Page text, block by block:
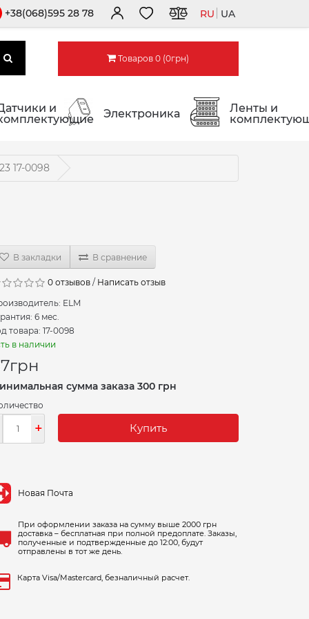
+38(068)595 28 78 RU UA
Товаров 0 (0грн)
и
Электроника
Ленты и
17-0098
В закладки В сравнение
0 отзывов / Написать отзыв
ELM
6 мес.
товара: 17-0098
в наличии
грн
сумма заказа 300 грн
+ Купить
Новая Почта
При оформлении заказа на сумму выше 2000 грн
доставка – бесплатная при полной предоплате. Заказы,
полученные и подтвержденные до 12:00, будут
отправлены в тот же день.
Карта Visa/Mastercard, безналичный расчет.